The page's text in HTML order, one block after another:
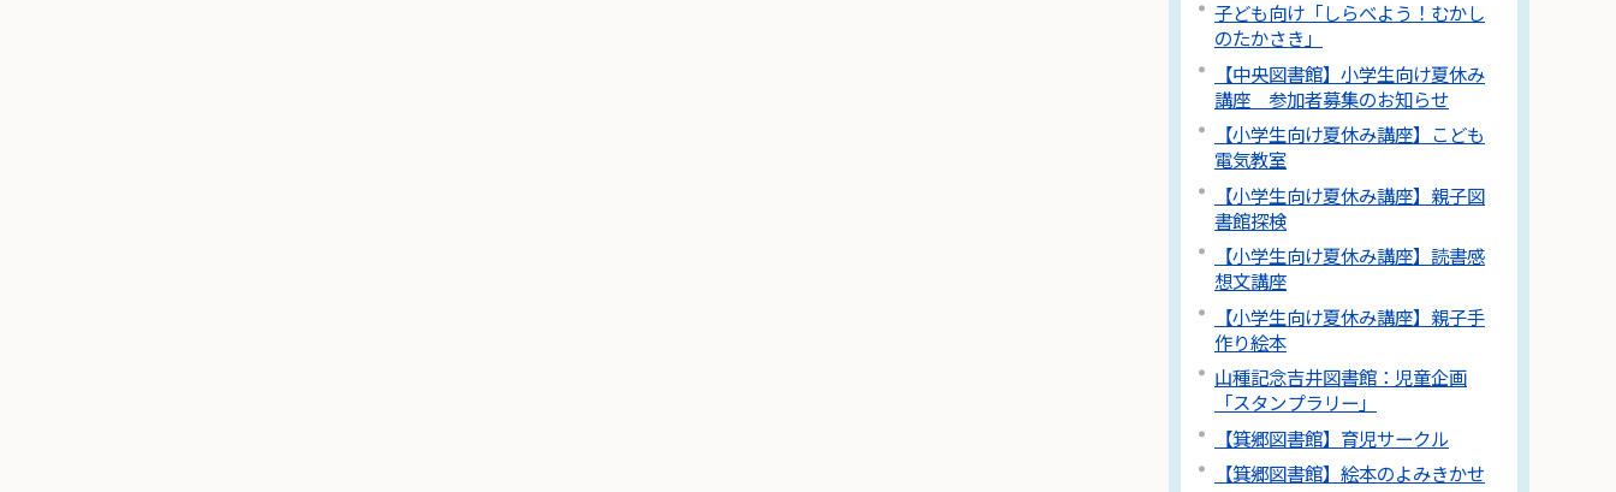
子ども向け「しらべよう！むかし
のたかさき」
【中央図書館】小学生向け夏休み
講座 参加者募集のお知らせ
【小学生向け夏休み講座】こども
電気教室
【小学生向け夏休み講座】親子図
書館探検
【小学生向け夏休み講座】読書感
想文講座
【小学生向け夏休み講座】親子手
作り絵本
山種記念吉井図書館：児童企画
「スタンプラリー」
【箕郷図書館】育児サークル
【箕郷図書館】絵本のよみきかせ